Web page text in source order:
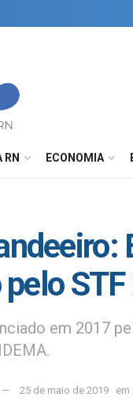
RN ECONOMIA
em 2017
25 de maio de 2019 em